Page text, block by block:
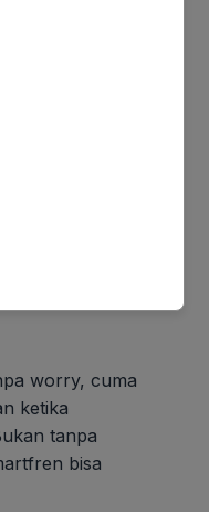
worry, cuma
ketika
tanpa
bisa